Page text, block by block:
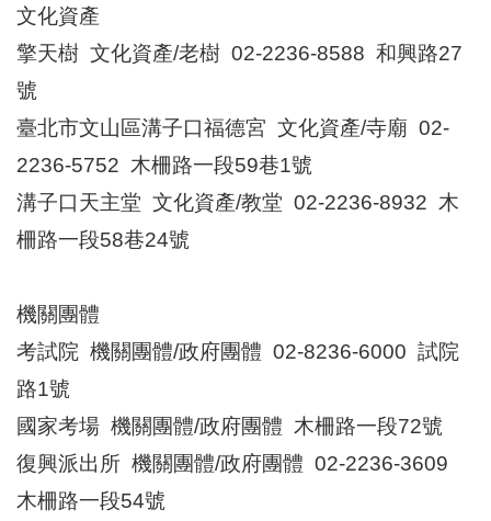
文化資產
擎天樹 文化資產/老樹 02-2236-8588 和興路27
號
臺北市文山區溝子口福德宮 文化資產/寺廟 02-
2236-5752 木柵路一段59巷1號
溝子口天主堂 文化資產/教堂 02-2236-8932 木
柵路一段58巷24號
機關團體
考試院 機關團體/政府團體 02-8236-6000 試院
路1號
國家考場 機關團體/政府團體 木柵路一段72號
復興派出所 機關團體/政府團體 02-2236-3609
木柵路一段54號